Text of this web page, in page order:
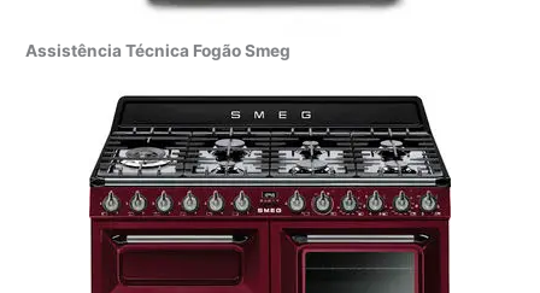
Assistência Técnica Fogão Smeg